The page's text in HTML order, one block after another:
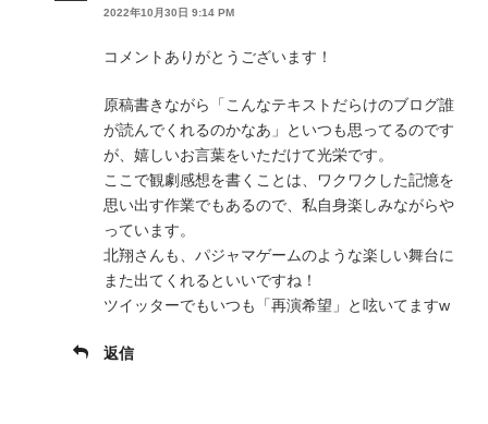
2022年10月30日 9:14 PM
コメントありがとうございます！
原稿書きながら「こんなテキストだらけのブログ誰
が読んでくれるのかなあ」といつも思ってるのです
が、嬉しいお言葉をいただけて光栄です。
ここで観劇感想を書くことは、ワクワクした記憶を
思い出す作業でもあるので、私自身楽しみながらや
っています。
北翔さんも、パジャマゲームのような楽しい舞台に
また出てくれるといいですね！
ツイッターでもいつも「再演希望」と呟いてますw
返信